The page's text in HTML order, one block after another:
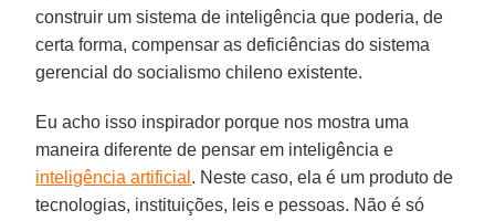
construir um sistema de inteligência que poderia, de
certa forma, compensar as deficiências do sistema
gerencial do socialismo chileno existente.
Eu acho isso inspirador porque nos mostra uma
maneira diferente de pensar em inteligência e
inteligência artificial . Neste caso, ela é um produto de
tecnologias, instituições, leis e pessoas. Não é só